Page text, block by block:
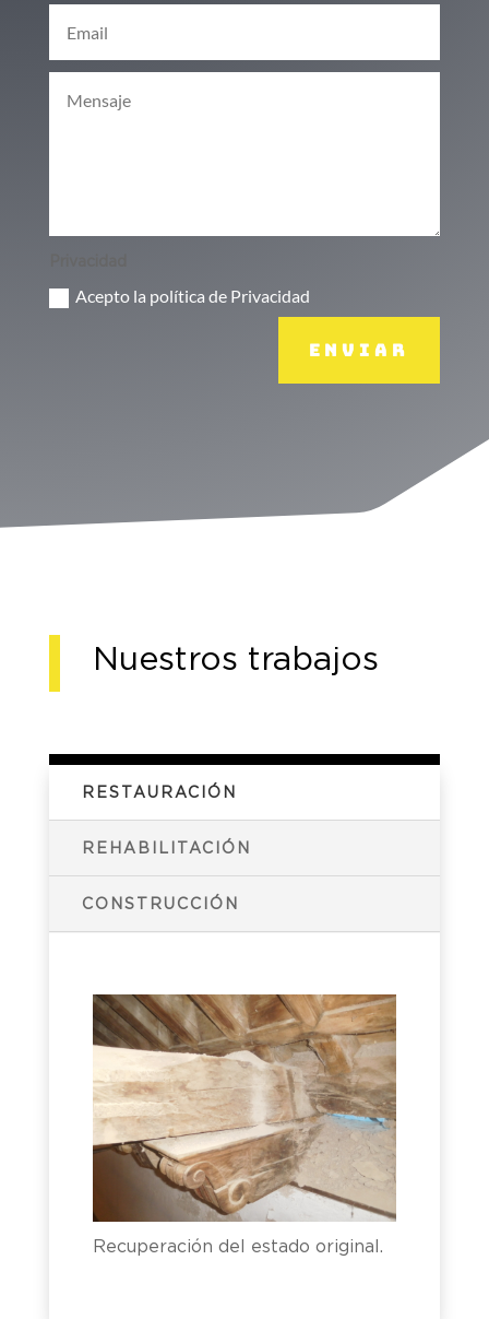
Acepto la política de Privacidad
Enviar
Nuestros trabajos
RESTAURACIÓN
REHABILITACIÓN
CONSTRUCCIÓN
Recuperación del estado original.